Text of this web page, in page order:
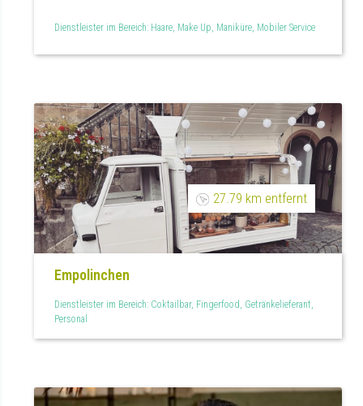
Dienstleister im Bereich: Haare, Make Up, Maniküre, Mobiler Service
27.79 km entfernt
Empolinchen
Dienstleister im Bereich: Coktailbar, Fingerfood, Getränkelieferant,
Personal